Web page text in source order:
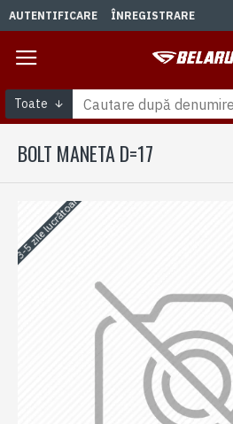
AUTENTIFICARE ÎNREGISTRARE
Toate
BOLT MANETA D=17
3-5 zile lucrătoare